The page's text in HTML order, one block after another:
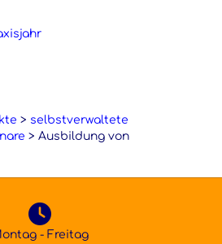
> selbstverwaltete
> Ausbildung von
- Freitag